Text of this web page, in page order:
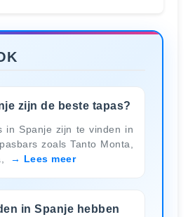
zijn de beste tapas?
in Spanje zijn te vinden in
zoals Tanto Monta,
Lees meer
in Spanje hebben